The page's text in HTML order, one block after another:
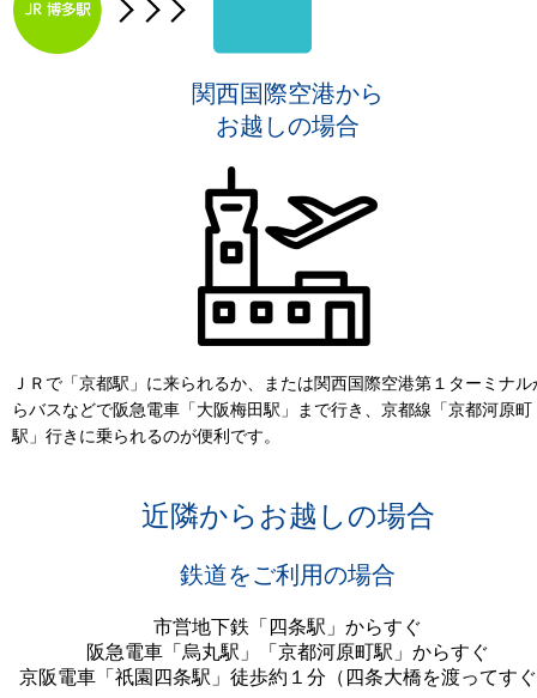
関西国際空港から
お越しの場合
ＪＲで「京都駅」に来られるか、または関西国際空港第１ターミナル
らバスなどで阪急電車「大阪梅田駅」まで行き、京都線「京都河原町
駅」行きに乗られるのが便利です。
近隣からお越しの場合
鉄道をご利用の場合
市営地下鉄「四条駅」からすぐ
阪急電車「烏丸駅」「京都河原町駅」からすぐ
京阪電車「祇園四条駅」徒歩約１分（四条大橋を渡ってす